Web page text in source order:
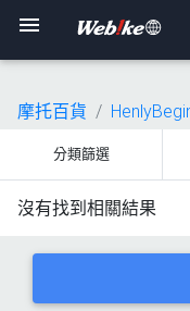
摩托百貨
分類篩選
沒有找到相關結果